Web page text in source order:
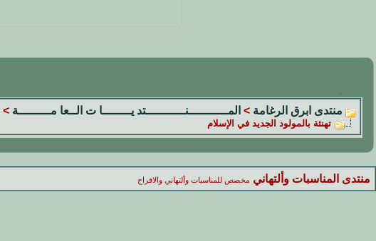
منتدى ابرق الرغامة > المـــــــــــنـــــــــــتد يــــــــا ت الــعا مـــــــــة >
تهنئة بالمولود الجديد في الإسلام
منتدى المناسبات وألتهاني مخصص للمناسبات وألتهاني والافراح